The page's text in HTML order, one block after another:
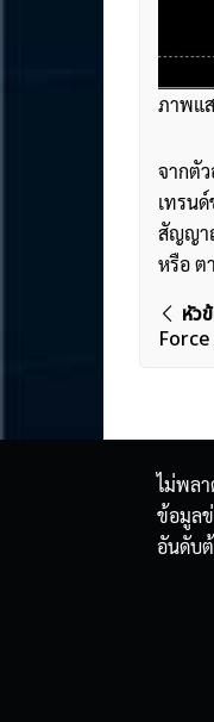
ภาพแ
จากตัว
เทรน
สัญญา
หรือ ต
แน
เรื่อง
หัว
ไม่พลา
ข้อมูลข่
อันดับ